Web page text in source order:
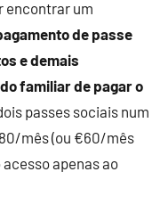
encontrar um
de passe
e demais
familiar de pagar o
passes sociais num
mês (ou €60/mês
apenas ao